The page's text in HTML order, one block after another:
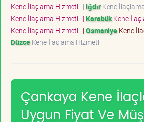
Kene İlaçlama Hizmeti | IğdırKene
Kene İlaçlama Hizmeti | KarabükKene
Kene İlaçlama Hizmeti | OsmaniyeKene
DüzceKene İlaçlama Hizmeti
Çankaya Kene
Uygun Fiyat Ve